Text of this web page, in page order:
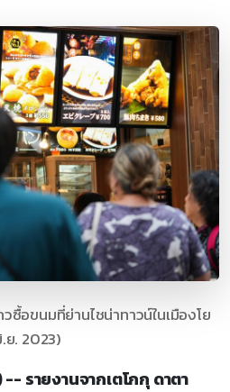
อขนมที่ย่านไชน่าทาวน์ในเมืองโย
. 2023)
รายงานจากเตโกกุ ดาตา